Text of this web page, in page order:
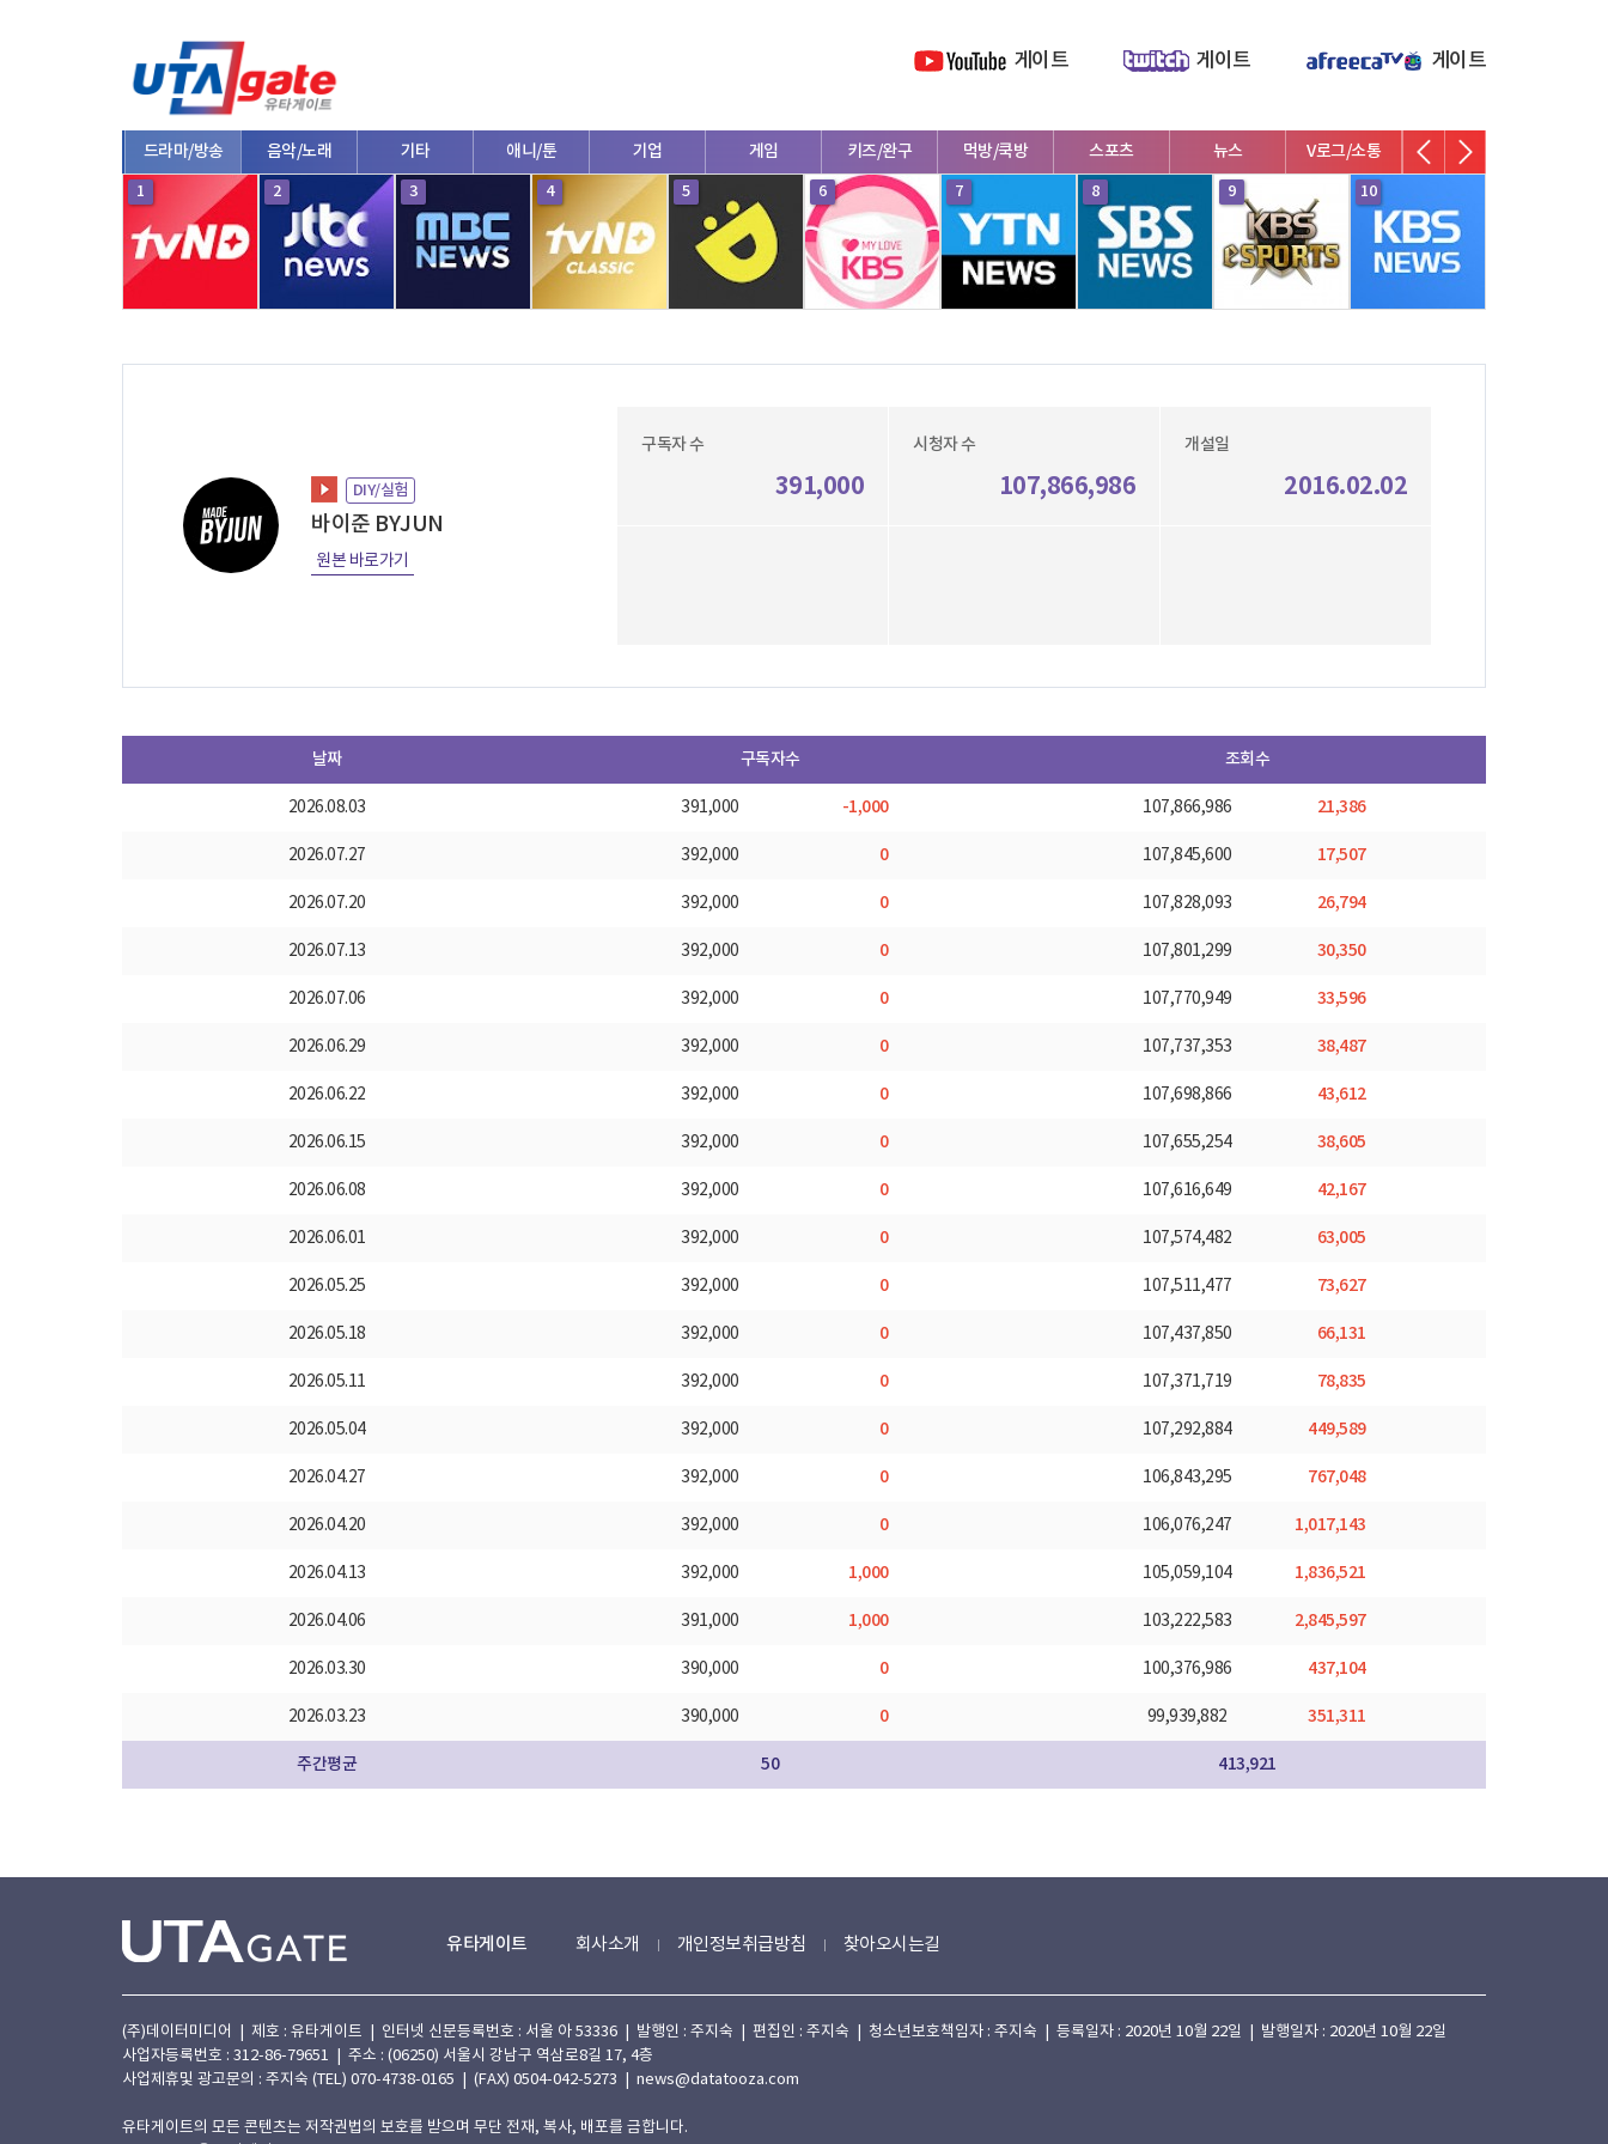
게이트 게이트 게이트
드라마/방송 음악/노래 기타 애니/툰 기업 게임 키즈/완구 먹방/쿡방 스포츠 뉴스 V로그/소통 영화/뮤지컬
1 2 3 4 5 6 7 8 9 10
DIY/실험
바이준 BYJUN
원본 바로가기
구독자 수
391,000
시청자 수
107,866,986
개설일
2016.02.02
날짜 구독자수 조회수
2026.08.03 391,000 -1,000 107,866,986 21,386
2026.07.27 392,000 0 107,845,600 17,507
2026.07.20 392,000 0 107,828,093 26,794
2026.07.13 392,000 0 107,801,299 30,350
2026.07.06 392,000 0 107,770,949 33,596
2026.06.29 392,000 0 107,737,353 38,487
2026.06.22 392,000 0 107,698,866 43,612
2026.06.15 392,000 0 107,655,254 38,605
2026.06.08 392,000 0 107,616,649 42,167
2026.06.01 392,000 0 107,574,482 63,005
2026.05.25 392,000 0 107,511,477 73,627
2026.05.18 392,000 0 107,437,850 66,131
2026.05.11 392,000 0 107,371,719 78,835
2026.05.04 392,000 0 107,292,884 449,589
2026.04.27 392,000 0 106,843,295 767,048
2026.04.20 392,000 0 106,076,247 1,017,143
2026.04.13 392,000 1,000 105,059,104 1,836,521
2026.04.06 391,000 1,000 103,222,583 2,845,597
2026.03.30 390,000 0 100,376,986 437,104
2026.03.23 390,000 0 99,939,882 351,311
주간평균 50 413,921
유타게이트 회사소개 개인정보취급방침 찾아오시는길
(주)데이터미디어 | 제호 : 유타게이트 | 인터넷 신문등록번호 : 서울 아 53336 | 발행인 : 주지숙 | 편집인 : 주지숙 | 청소년보호책임자 : 주지숙 | 등록일자 : 2020년 10월 22일 | 발행일자 : 2020년 10월 22일
사업자등록번호 : 312-86-79651 | 주소 : (06250) 서울시 강남구 역삼로8길 17, 4층
사업제휴및 광고문의 : 주지숙 (TEL) 070-4738-0165 | (FAX) 0504-042-5273 | news@datatooza.com
유타게이트의 모든 콘텐츠는 저작권법의 보호를 받으며 무단 전재, 복사, 배포를 금합니다.